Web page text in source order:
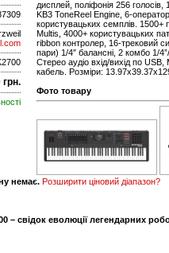
грн.
дисплей, поліфонія 256
KB3 ToneReel Engine, 6-
користувацьких семплів. 1500+
Multis, 4000+ користувацьких
ribbon контролер, 16-трековий
пари) 1/4″ балансні, 2 комбо 1/
Стерео аудіо вхід/вихід по
кабель. Розміри:
Фото товару
немає. Розширити ціновий діапазон?
– свідок еволюції легендарних